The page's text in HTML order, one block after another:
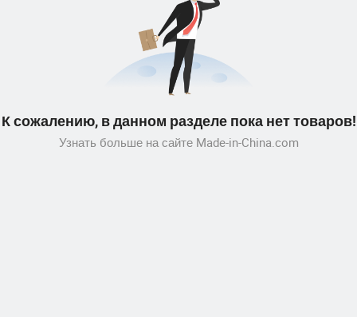
К сожалению, в данном разделе пока нет товаров!
Узнать больше на сайте Made-in-China.com